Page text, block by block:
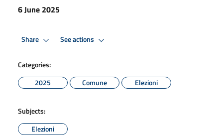
6 June 2025
Share See actions
Categories:
2025
Comune Elezioni
Subjects:
Elezioni